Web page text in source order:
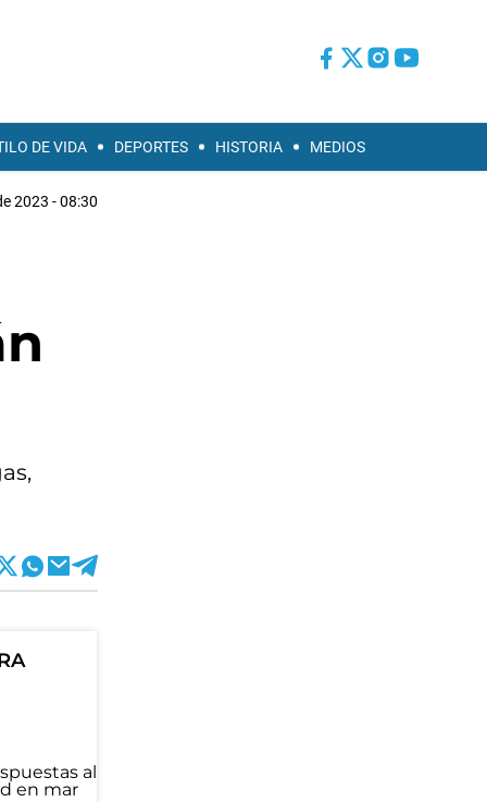
DE VIDA DEPORTES HISTORIA MEDIOS
2023 - 08:30